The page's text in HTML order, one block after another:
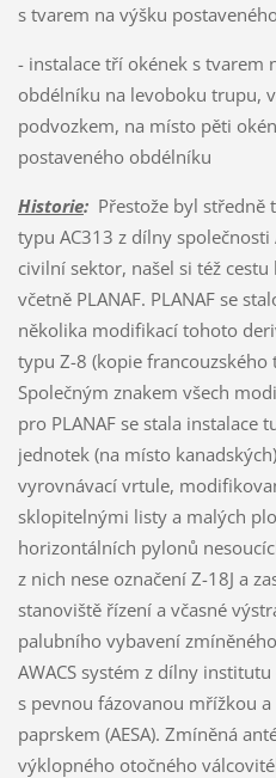
s tvarem na výšku
- instalace tří okének s tvarem
obdélníku na levoboku trupu,
podvozkem, na místo pěti
postaveného obdélníku
Historie:Přestože byl středně
typu AC313 z dílny
civilní sektor, našel si též
včetně PLANAF. PLANAF se
několika modifikací tohoto
typu Z-8 (kopie francouzského
Společným znakem všech
pro PLANAF se stala instalace
jednotek (na místo
vyrovnávací vrtule,
sklopitelnými listy a malých
horizontálních pylonů
z nich nese označení Z-18J a
stanoviště řízení a včasné
palubního vybavení
AWACS systém z dílny
s pevnou fázovanou mřížkou
paprskem (AESA). Zmíněná
výklopného otočného